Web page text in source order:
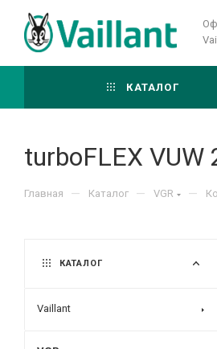
КАТАЛОГ
turboFLEX VUW
Главная — Каталог — VGR —
КАТАЛОГ
Vaillant